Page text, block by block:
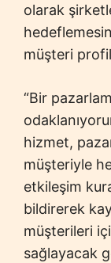
olarak
müşteri
“Bir
hizmet,
müşteriyle
etkileşim
bildirerek
müşterileri
sağlayacak